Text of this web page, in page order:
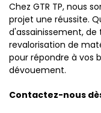
Chez GTR TP, nous
projet une réussite.
d'assainissement,
revalorisation de
pour répondre à vos
dévouement.
Contactez-nous